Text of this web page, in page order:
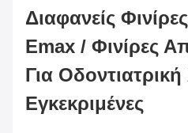
Διαφανείς
Emax / Φινίρες
Για
Εγκεκριμένες